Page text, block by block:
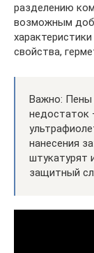
разделению
возможным
свойства,
Важно: Пены
недостаток
нанесения
штукатурят
защитный